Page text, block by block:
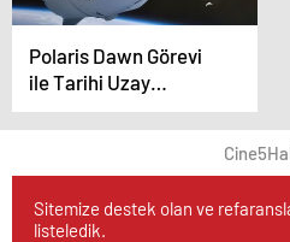
Polaris Dawn Görevi
ile Tarihi Uzay
Yürüyüşü
Sitemize destek olan ve
listeledik.